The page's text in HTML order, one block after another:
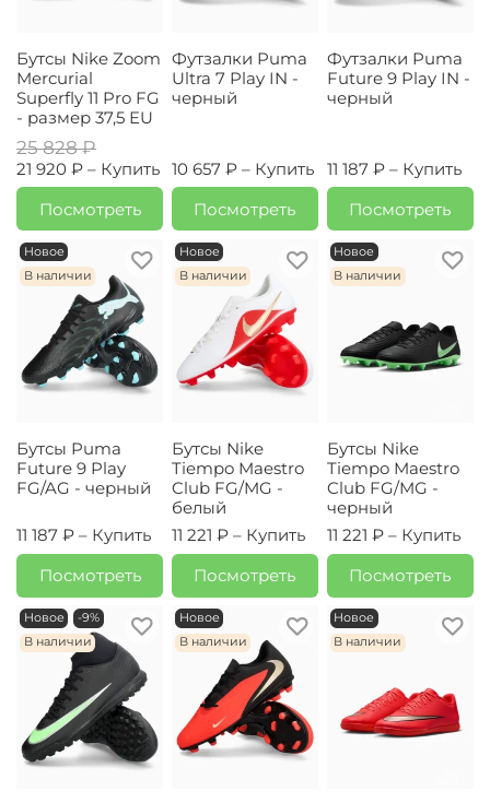
Бутсы Nike Zoom
Mercurial
Superfly 11 Pro FG
- размер 37,5 EU
25 828 ₽
21 920 ₽ – Купить
Посмотреть
Футзалки Puma
Ultra 7 Play IN -
черный
10 657 ₽ – Купить
Посмотреть
Футзалки Puma
Future 9 Play IN -
черный
11 187 ₽ – Купить
Посмотреть
Новое
В наличии
Бутсы Puma
Future 9 Play
FG/AG - черный
11 187 ₽ – Купить
Посмотреть
Новое
В наличии
Бутсы Nike
Tiempo Maestro
Club FG/MG -
белый
11 221 ₽ – Купить
Посмотреть
Новое
В наличии
Бутсы Nike
Tiempo Maestro
Club FG/MG -
черный
11 221 ₽ – Купить
Посмотреть
Новое
-9%
В наличии
Новое
В наличии
Новое
В наличии